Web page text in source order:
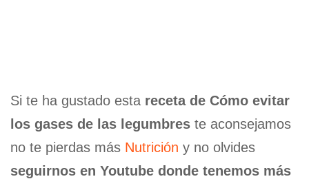
Si te ha gustado esta receta de Cómo evitar
los gases de las legumbres te aconsejamos
no te pierdas más Nutrición y no olvides
seguirnos en Youtube donde tenemos más